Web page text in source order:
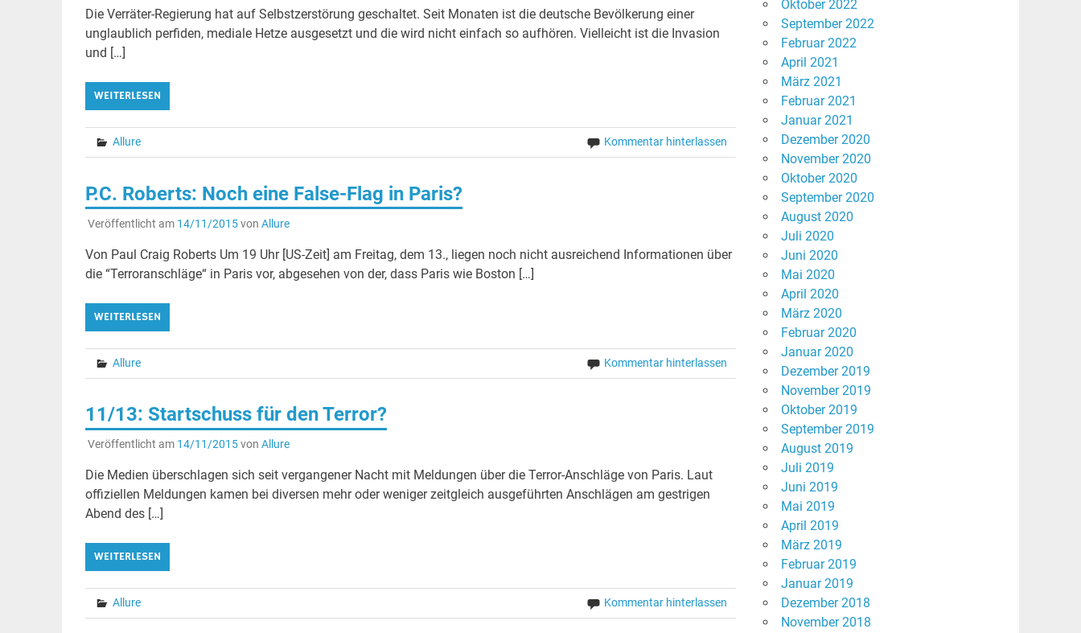
Die Verräter-Regierung hat auf Selbstzerstörung geschaltet. Seit Monaten ist die deutsche Bevölkerung einer
unglaublich perfiden, mediale Hetze ausgesetzt und die wird nicht einfach so aufhören. Vielleicht ist die Invasion
und […]
WEITERLESEN
Allure Kommentar hinterlassen
P.C. Roberts: Noch eine False-Flag in Paris?
Veröffentlicht am 14/11/2015von Allure
Von Paul Craig Roberts Um 19 Uhr [US-Zeit] am Freitag, dem 13., liegen noch nicht ausreichend Informationen über
die “Terroranschläge“ in Paris vor, abgesehen von der, dass Paris wie Boston […]
WEITERLESEN
Allure Kommentar hinterlassen
11/13: Startschuss für den Terror?
Veröffentlicht am 14/11/2015von Allure
Die Medien überschlagen sich seit vergangener Nacht mit Meldungen über die Terror-Anschläge von Paris. Laut
offiziellen Meldungen kamen bei diversen mehr oder weniger zeitgleich ausgeführten Anschlägen am gestrigen
Abend des […]
WEITERLESEN
Allure Kommentar hinterlassen
Oktober 2022
September 2022
Februar 2022
April 2021
März 2021
Februar 2021
Januar 2021
Dezember 2020
November 2020
Oktober 2020
September 2020
August 2020
Juli 2020
Juni 2020
Mai 2020
April 2020
März 2020
Februar 2020
Januar 2020
Dezember 2019
November 2019
Oktober 2019
September 2019
August 2019
Juli 2019
Juni 2019
Mai 2019
April 2019
März 2019
Februar 2019
Januar 2019
Dezember 2018
November 2018